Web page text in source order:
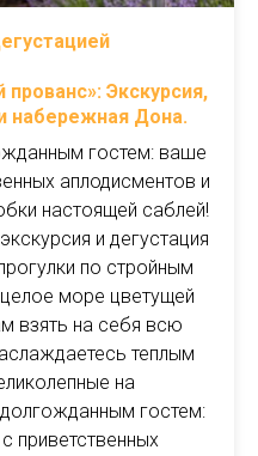
Экскурсия,
набережная Дона.
гостем: ваше
аплодисментов и
настоящей саблей!
и дегустация
по стройным
море цветущей
взять на себя всю
теплым
на
гостем:
приветственных